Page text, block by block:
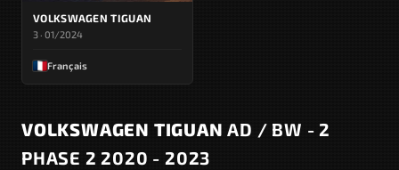
VOLKSWAGEN TIGUAN
3 · 01/2024
Français
VOLKSWAGEN TIGUAN AD / BW - 2
PHASE 2 2020 - 2023